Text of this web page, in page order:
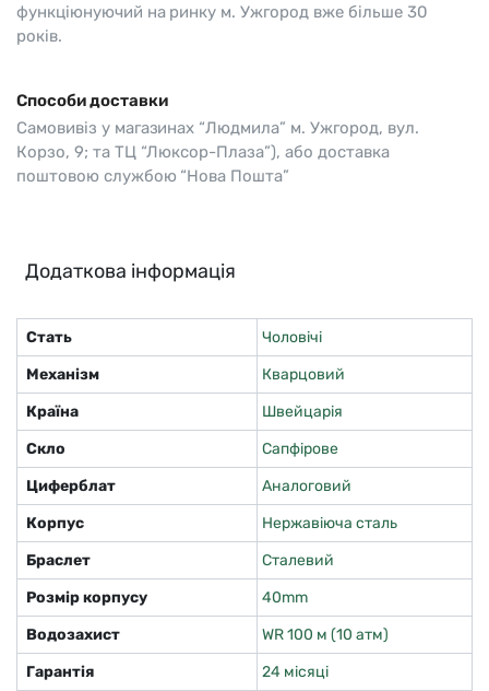
функціюнуючий на ринку м. Ужгород вже більше 30
років.
Способи доставки
Самовивіз у магазинах “Людмила” м. Ужгород, вул.
Корзо, 9; та ТЦ “Люксор-Плаза”), або доставка
поштовою службою “Нова Пошта”
Додаткова інформація
Стать
Чоловічі
Механізм
Кварцовий
Країна
Швейцарія
Скло
Сапфірове
Циферблат
Аналоговий
Корпус
Нержавіюча сталь
Браслет
Сталевий
Розмір корпусу
40mm
Водозахист
WR 100 м (10 атм)
Гарантія
24 місяці